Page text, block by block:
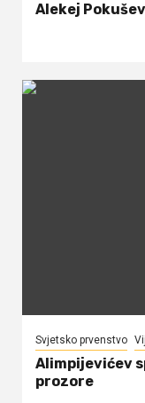
Alekej
Svjetsko prvenstvo
Alimpijevićev
prozore